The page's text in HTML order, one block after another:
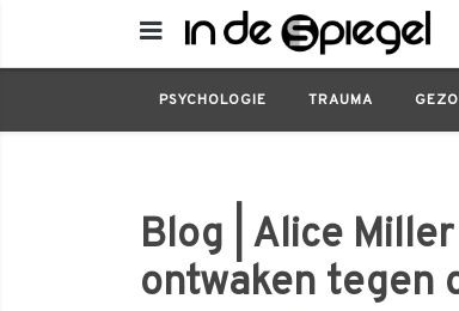
PSYCHOLOGIE TRAUMA
Psychologie Blog | Alice Miller
Blog | Alice
ontwaken tegen